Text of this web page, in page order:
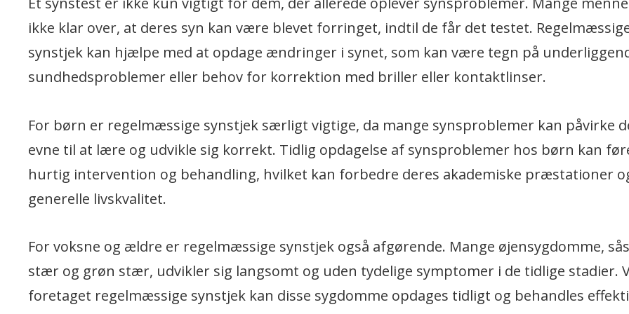
ikke klar over, at deres syn kan være blevet forringet, indtil de får det testet.
synstjek kan hjælpe med at opdage ændringer i synet, som kan være tegn på
sundhedsproblemer eller behov for korrektion med briller eller kontaktlinser.
For børn er regelmæssige synstjek særligt vigtige, da mange synsproblemer kan påvirke
evne til at lære og udvikle sig korrekt. Tidlig opdagelse af synsproblemer hos børn kan
hurtig intervention og behandling, hvilket kan forbedre deres akademiske præstationer
generelle livskvalitet.
For voksne og ældre er regelmæssige synstjek også afgørende. Mange øjensygdomme,
stær og grøn stær, udvikler sig langsomt og uden tydelige symptomer i de tidlige stadier.
foretaget regelmæssige synstjek kan disse sygdomme opdages tidligt og behandles